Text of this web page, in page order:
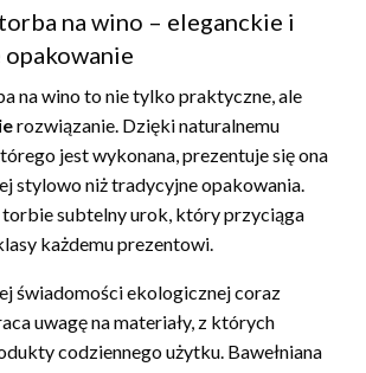
na wino – eleganckie i
na wino to nie tylko praktyczne, ale
rozwiązanie. Dzięki naturalnemu
jest wykonana, prezentuje się ona
stylowo niż tradycyjne opakowania.
torbie subtelny urok, który przyciąga
każdemu prezentowi.
świadomości ekologicznej coraz
uwagę na materiały, z których
codziennego użytku. Bawełniana